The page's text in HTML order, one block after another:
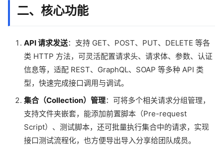
二、核心功能
API 请求发送：支持 GET、POST、PUT、DELETE 等各
类 HTTP 方法，可灵活配置请求头、请求体、参数、认证
信息等，适配 REST、GraphQL、SOAP 等多种 API 类
型，快速完成接口调用与调试。
集合（Collection）管理：可将多个相关请求分组管理，
支持文件夹嵌套，能添加前置脚本（Pre-request
Script）、测试脚本，还可批量执行集合中的请求，实现
接口测试流程化，也方便导出导入分享给团队成员。